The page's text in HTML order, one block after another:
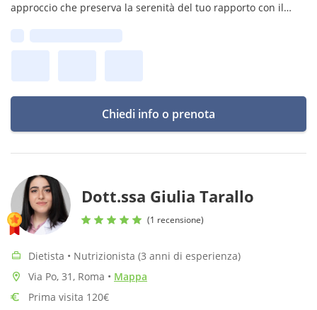
approccio che preserva la serenità del tuo rapporto con il
Chiedi info o prenota
Dott.ssa Giulia Tarallo
(1 recensione)
Dietista • Nutrizionista (3 anni di esperienza)
Via Po, 31, Roma • Mappa
Prima visita 120€